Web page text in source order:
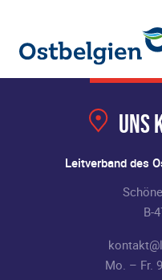
Uns
Leitverband des
B-
Mo. – Fr.